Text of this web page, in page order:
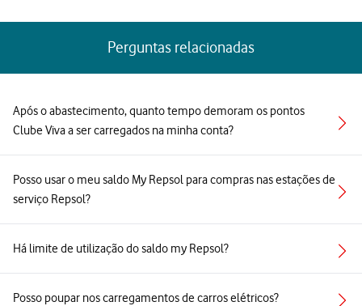
Perguntas relacionadas
Após o abastecimento, quanto tempo demoram os pontos
Clube Viva a ser carregados na minha conta?
Posso usar o meu saldo My Repsol para compras nas estações de
serviço Repsol?
Há limite de utilização do saldo my Repsol?
Posso poupar nos carregamentos de carros elétricos?